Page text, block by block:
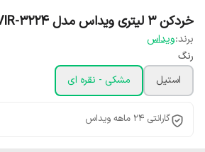
خردکن 3 لیتری ویداس مدل VIR-3224
برند:ویداس
رنگ
استیل
مشکی - نقره ای
گارانتی 24 ماهه ویداس